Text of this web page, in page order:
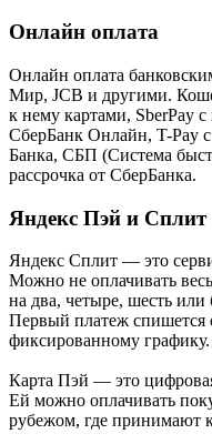
Онлайн оплата
Онлайн оплата
Мир, JCB и другими.
к нему картами, SberPay
СберБанк Онлайн, T-Pay
Банка, СБП (Система
рассрочка от СберБанка.
Яндекс Пэй и Сплит
Яндекс Cплит — это
Можно не оплачивать
на два, четыре, шесть
Первый платеж спишется
фиксированному графику.
Карта Пэй — это
Ей можно оплачивать
рубежом, где принимают